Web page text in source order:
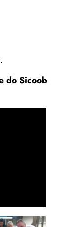
do Sicoob